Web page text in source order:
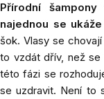
Přírodní
najednou se
šok. Vlasy se
to vzdát dřív, než
této fázi se
se uzdravit. Není to